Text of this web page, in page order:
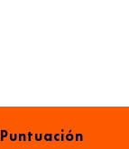
Puntuación